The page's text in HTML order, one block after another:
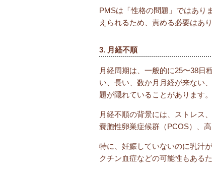
PMSは「性格の問題」ではあり
えられるため、責める必要はあり
3. 月経不順
月経周期は、一般的に25〜38日
い、長い、数か月月経が来ない
題が隠れていることがあります。
月経不順の背景には、ストレス
嚢胞性卵巣症候群（PCOS）、
特に、妊娠していないのに乳汁
クチン血症などの可能性もある